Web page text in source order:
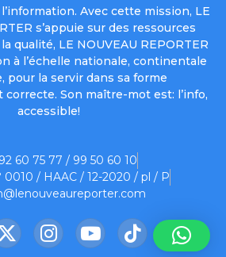
Avec cette mission, LE
s’appuie sur des ressources
qualité, LE NOUVEAU REPORTER
à l’échelle nationale, continentale
pour la servir dans sa forme
Son maître-mot est: l’info,
accessible!
60 75 77 / 99 50 60 10
0010 / HAAC / 12-2020 / pl / P
X
InstagramYouTubeTikTok